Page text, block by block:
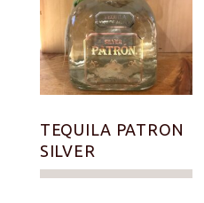
TEQUILA PATRON
SILVER